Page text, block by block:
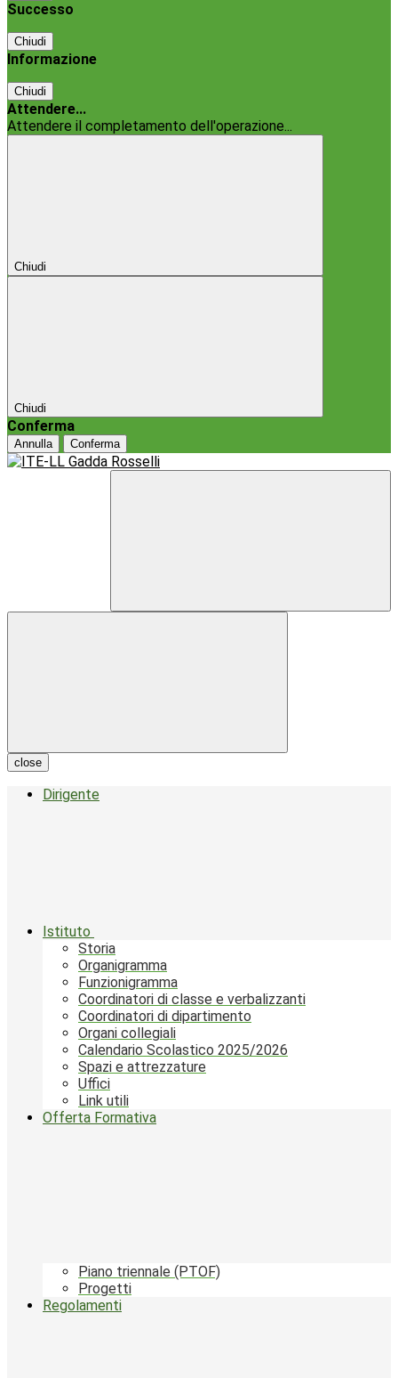
Successo
Chiudi
Informazione
Chiudi
Attendere...
Attendere il completamento dell'operazione...
Chiudi
Chiudi
Conferma
Annulla Conferma
close
Dirigente
Istituto
Storia
Organigramma
Funzionigramma
Coordinatori di classe e verbalizzanti
Coordinatori di dipartimento
Organi collegiali
Calendario Scolastico 2025/2026
Spazi e attrezzature
Uffici
Link utili
Offerta Formativa
Piano triennale (PTOF)
Progetti
Regolamenti